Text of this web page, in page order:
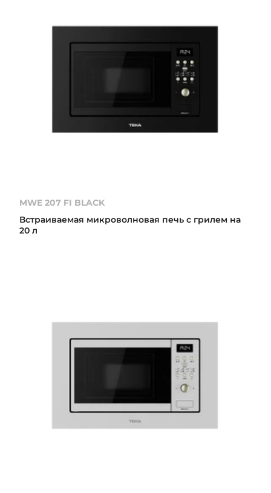
MWE 207 FI BLACK
Встраиваемая микроволновая печь с грилем на
20 л